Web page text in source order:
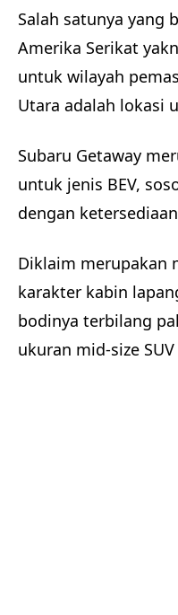
Salah satunya yang
Amerika Serikat
untuk wilayah
Utara adalah lokasi
Subaru Getaway
untuk jenis BEV,
dengan
Diklaim merupakan
karakter kabin
bodinya terbilang
ukuran mid-size